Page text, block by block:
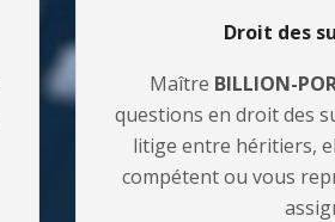
Droit des
Maître BILLION-
questions en droit des
litige entre héritiers,
compétent ou vous